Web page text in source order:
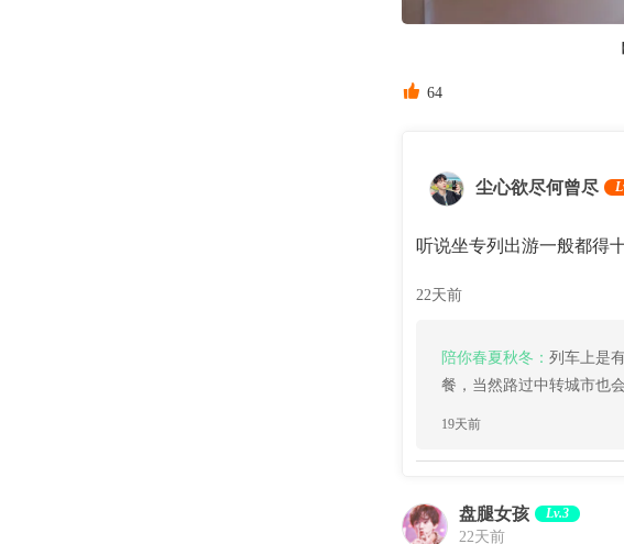
 64
尘心欲尽何曾尽
听说坐专列出游一般都得
22天前
陪你春夏秋冬：列车上是
餐，当然路过中转城市也
19天前
盘腿女孩 Lv.3
22天前